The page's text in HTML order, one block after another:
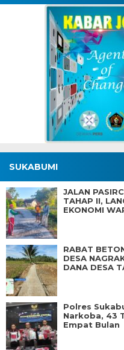
SUKABUMI
JALAN
TAHAP II,
EKONOMI
RABAT
DESA
DANA DESA
Polres
Narkoba, 43
Empat Bulan